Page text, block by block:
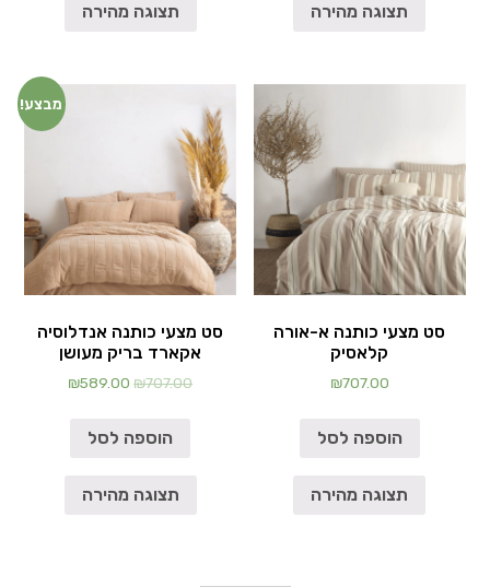
תצוגה מהירה תצוגה מהירה
סט מצעי כותנה א-אורה
קלאסיק
₪707.00
הוספה לסל
תצוגה מהירה
מבצע!
סט מצעי כותנה אנדלוסיה
אקארד בריק מעושן
₪707.00
₪589.00
הוספה לסל
תצוגה מהירה